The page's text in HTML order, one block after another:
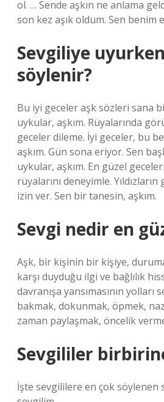
ol. … Sende aşkın ne anlama
son kez aşık oldum. Sen benim
Sevgiliye
söylenir?
Bu iyi geceler aşk sözleri sana
uykular, aşkım. Rüyalarında
geceler dileme. İyi geceler, bu
aşkım. Gün sona eriyor. Sen
uykular, aşkım. En güzel
rüyalarını deneyimle.
izin ver. Sen bir tanesin, aşkım.
Sevgi nedir en
Aşk, bir kişinin bir kişiye,
karşı duyduğu ilgi ve bağlılık
davranışa yansımasının
bakmak, dokunmak, öpmek,
zaman paylaşmak, öncelik
Sevgililer
İşte sevgililere en çok söylenen